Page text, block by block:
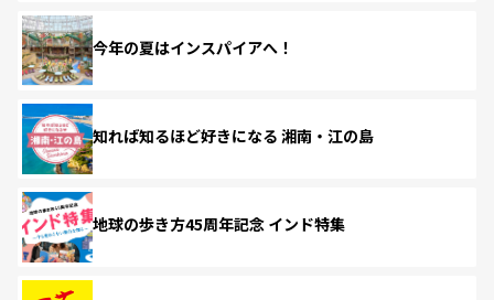
今年の夏はインスパイアへ！
知れば知るほど好きになる 湘南・江の島
地球の歩き方45周年記念 インド特集